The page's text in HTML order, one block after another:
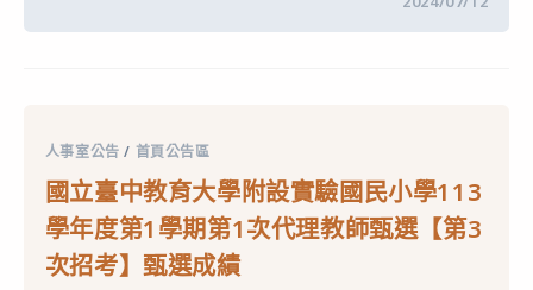
甄
選
【第
4
次
招
考】
甄
告
育
大
學
附
設
實
驗
國
人事室公告 / 首頁公告區
國立臺中教育大學附設實驗國民小學113
學年度第1學期第1次代理教師甄選【第3
次招考】甄選成績